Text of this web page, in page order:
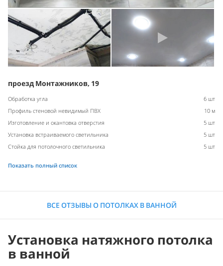
проезд Монтажников, 19
Обработка угла
6 шт
Профиль стеновой невидимый ПВХ
10 м
Изготовление и окантовка отверстия
5 шт
Установка встраиваемого светильника
5 шт
Стойка для потолочного светильника
5 шт
Показать полный список
ВСЕ ОТЗЫВЫ О ПОТОЛКАХ В ВАННОЙ
Установка натяжного потолка
в ванной